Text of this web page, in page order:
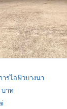
ารไอฟิวบางนา
บาท